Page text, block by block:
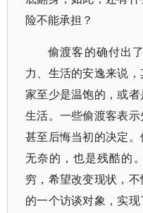
险不能承担？
偷渡客的确付出
力、生活的安逸来说
家至少是温饱的，或
生活。一些偷渡客表示
甚至后悔当初的决定。
无奈的，也是残酷的
穷，希望改变现状，
的一个访谈对象，实